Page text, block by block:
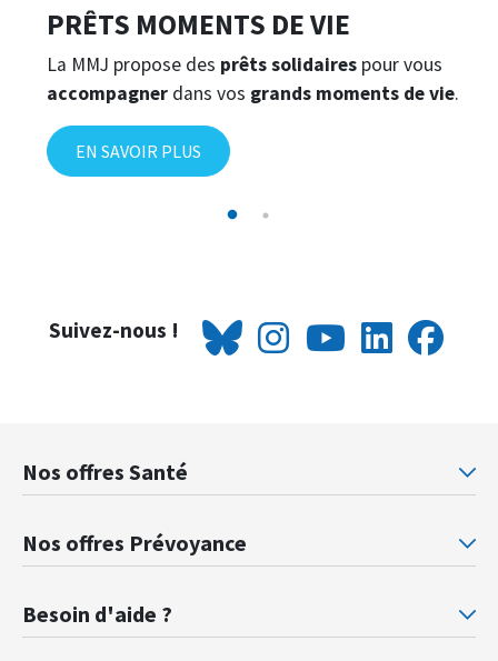
PRÊTS MOMENTS DE VIE
La MMJ propose des prêts solidaires pour vous
accompagner dans vos grands moments de vie.
EN SAVOIR PLUS
Suivez-nous !
Nos offres Santé
Mutuelle santé Retraités justice
Nos offres Prévoyance
Besoin d'aide ?